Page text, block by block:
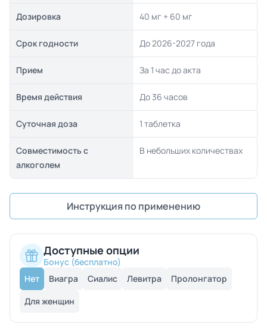
Дозировка 40 мг + 60 мг
Срок годности До 2026-2027 года
Прием За 1 час до акта
Время действия До 36 часов
Суточная доза 1 таблетка
Совместимость с
алкоголем
В небольших количествах
Инструкция по применению
Доступные опции
Бонус (бесплатно)
Нет
Виагра Сиалис Левитра
Пролонгатор
Для женщин